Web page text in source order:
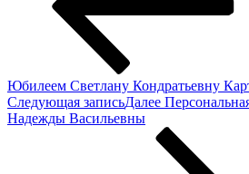
Юбилеем Светлану Кондратьевну
Следующая записьДалее
Надежды Васильевны